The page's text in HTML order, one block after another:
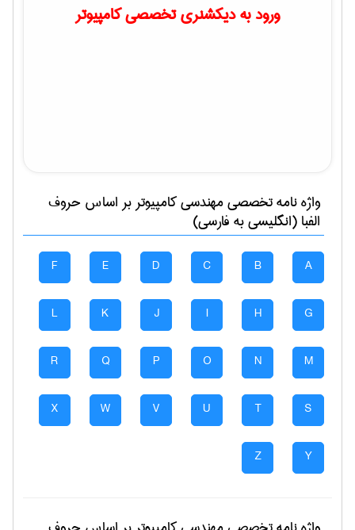
ورود به دیکشنری تخصصی کامپیوتر
واژه نامه تخصصیمهندسی كامپيوتربر اساس حروف
الفبا (انگلیسی به فارسی)
A
B
C
D
E
F
G
H
I
J
K
L
M
N
O
P
Q
R
S
T
U
V
W
X
Y
Z